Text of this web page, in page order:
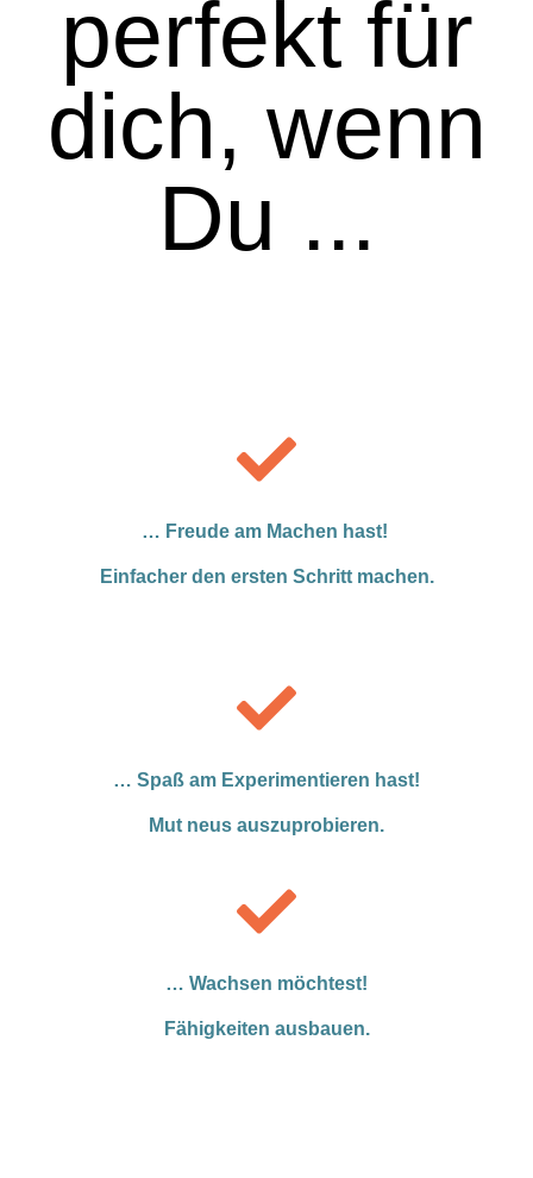
perfekt für
dich, wenn
Du ...
… Freude am Machen hast!
Einfacher den ersten Schritt machen.
… Spaß am Experimentieren hast!
Mut neus auszuprobieren.
… Wachsen möchtest!
Fähigkeiten ausbauen.